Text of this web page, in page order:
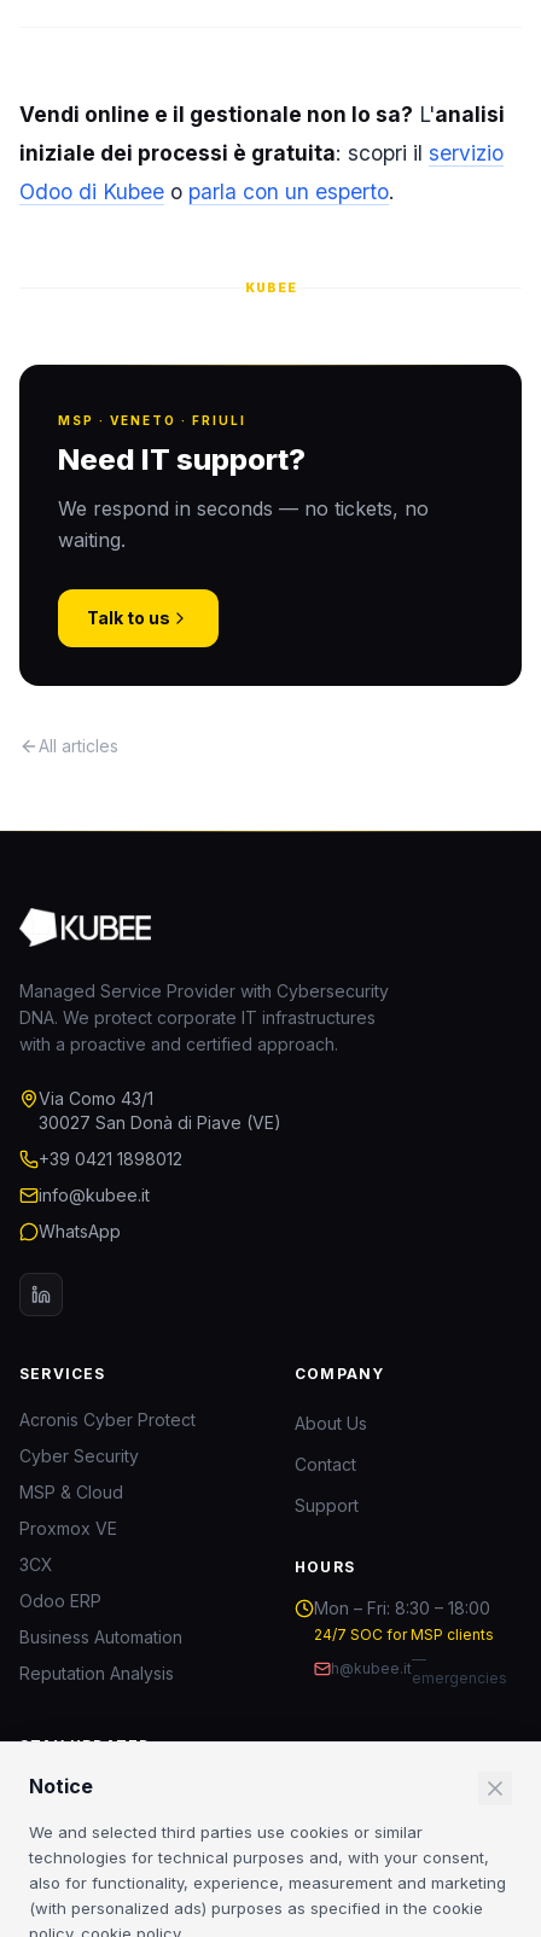
Vendi online e il gestionale non lo sa? L'analisi
iniziale dei processi è gratuita: scopri il servizio
Odoo di Kubee o parla con un esperto.
KUBEE
MSP · VENETO · FRIULI
Need IT support?
We respond in seconds — no tickets, no
waiting.
Talk to us
All articles
Managed Service Provider with Cybersecurity
DNA. We protect corporate IT infrastructures
with a proactive and certified approach.
Via Como 43/1
30027 San Donà di Piave (VE)
+39 0421 1898012
info@kubee.it
WhatsApp
SERVICES
Acronis Cyber Protect
Cyber Security
MSP & Cloud
Proxmox VE
3CX
Odoo ERP
Business Automation
Reputation Analysis
COMPANY
About Us
Contact
Support
HOURS
Mon – Fri: 8:30 – 18:00
24/7 SOC for MSP clients
h@kubee.it
—
emergencies
STAY UPDATED
IT security insights and MSP news.
Subscribe
By subscribing you agree to ourPrivacy Policy . No spam.
Notice
We and selected third parties use cookies or similar
technologies for technical purposes and, with your consent,
also for functionality, experience, measurement and marketing
(with personalized ads) purposes as specified in the cookie